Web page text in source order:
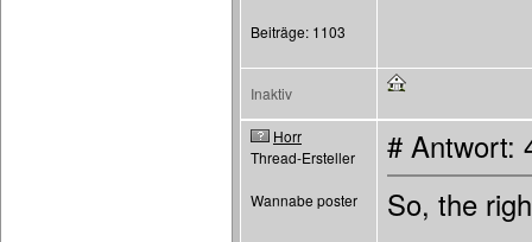
Beiträge: 1103
Inaktiv
Horr
Thread-Ersteller
Wannabe poster
# Antwort:
So, the